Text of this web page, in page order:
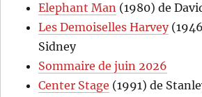
Elephant Man (1980) de
Les Demoiselles Harvey
Sidney
Sommaire de juin 2026
Center Stage (1991) de